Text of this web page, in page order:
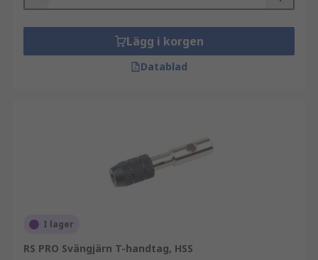
Lägg i korgen
Datablad
I lager
RS PRO Svängjärn T-handtag, HSS